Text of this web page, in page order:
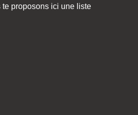
proposons ici une liste